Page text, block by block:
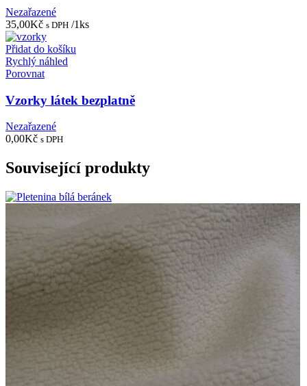
Nezařazené
35,00Kč s DPH /1ks
Přidat do košíku
Rychlý náhled
Porovnat
Vzorky látek bezplatně
Nezařazené
0,00Kč s DPH
Související produkty